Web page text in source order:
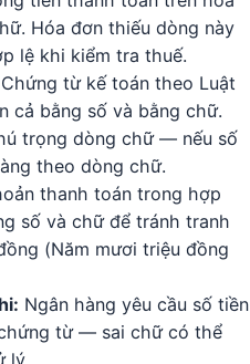
Hóa đơn thiếu dòng này
lệ khi kiểm tra thuế.
Chứng từ kế toán theo Luật
cả bằng số và bằng chữ.
trọng dòng chữ — nếu số
theo dòng chữ.
thanh toán trong hợp
số và chữ để tránh tranh
(Năm mươi triệu đồng
Ngân hàng yêu cầu số tiền
từ — sai chữ có thể
lý.